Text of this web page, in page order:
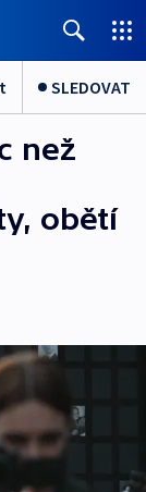
SLEDOVAT
než
obětí